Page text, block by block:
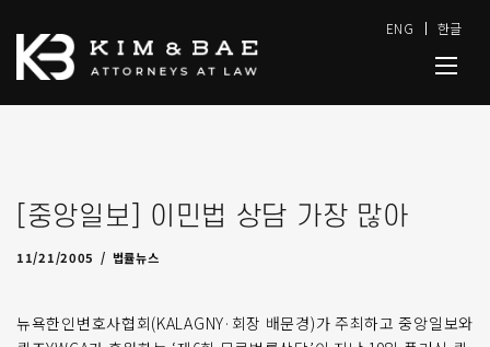
ENG 한글
[중앙일보] 이민법 상담 가장 많아
11/21/2005
09/14/2009 법률뉴스
byadmin
뉴욕한인변호사협회(KALAGNY·회장 배문경)가 주최하고 중앙일보와